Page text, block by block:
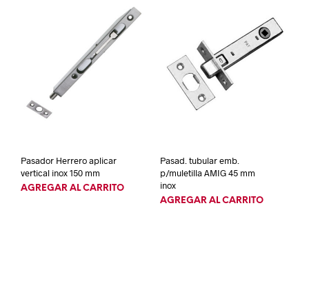
Pasador Herrero aplicar
vertical inox 150 mm
AGREGAR AL CARRITO
Pasad. tubular emb.
p/muletilla AMIG 45 mm
inox
AGREGAR AL CARRITO